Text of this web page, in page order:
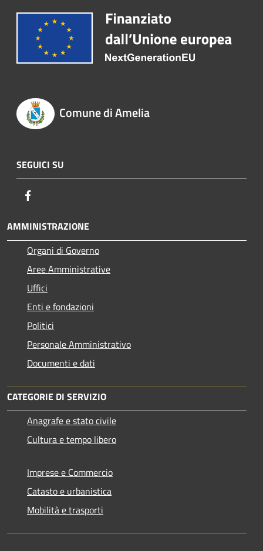
Comune di Amelia
SEGUICI SU
AMMINISTRAZIONE
Organi di Governo
Aree Amministrative
Uffici
Enti e fondazioni
Politici
Personale Amministrativo
Documenti e dati
CATEGORIE DI SERVIZIO
Anagrafe e stato civile
Cultura e tempo libero
Imprese e Commercio
Catasto e urbanistica
Mobilità e trasporti